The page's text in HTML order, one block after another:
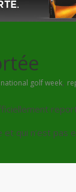
national golf week,
qui n’est pas